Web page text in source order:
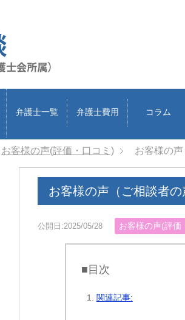
弁護士一覧 弁護士費用 コラム
お客様の声(評価・口コミ) お客様の
お客様の声（ご相談者の
公開日:2025/05/28 お客様の声(評価
■目次
関連記事: